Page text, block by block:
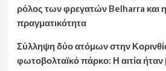
ρόλος των φρεγατών Belharra και
πραγματικότητα
Σύλληψη δύο ατόμων στην
φωτοβολταϊκό πάρκο: Η αιτία